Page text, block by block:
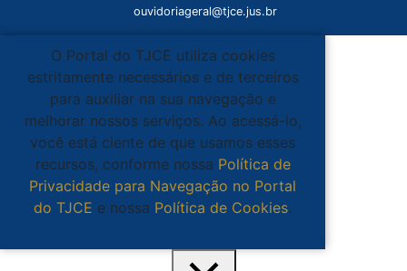
ouvidoriageral@tjce.jus.br
O Portal do TJCE utiliza cookies
estritamente necessários e de terceiros
para auxiliar na sua navegação e
melhorar nossos serviços. Ao acessá-lo,
você está ciente de que usamos esses
recursos, conforme nossa Política de
Privacidade para Navegação no Portal
do TJCE e nossa Política de Cookies.